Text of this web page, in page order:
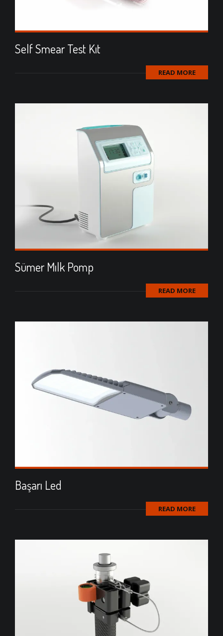
Self Smear Test Kıt
READ MORE
Sümer Mılk Pomp
READ MORE
Başarı Led
READ MORE